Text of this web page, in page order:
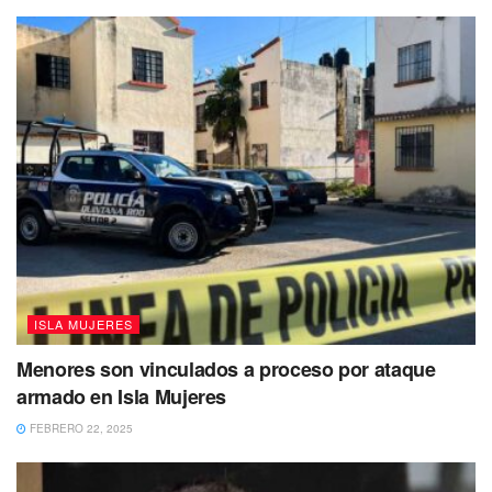
Y con objeto de descubrir posibles casos de paludismo,
epidemiólogos de Vectores visitan las unidades médicas
de la zona norte para la recolecta de gotas gruesas que
permitan detectar la enfermedad, que en el caso de Isla
Mujeres han arrojado, hasta el momento, resultados
negativos.
Como se ha mencionado en ocasiones anteriores, las
ISLA MUJERES
Menores son vinculados a proceso por ataque
armado en Isla Mujeres
FEBRERO 22, 2025